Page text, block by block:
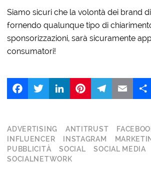
Siamo sicuri che la volontà dei brand
fornendo qualunque tipo di
sponsorizzazioni, sarà sicuramente
consumatori!
LinkedIn
ADVERTISING ANTITRUST
INFLUENCER
INSTAGRAM
PUBBLICITÀ
SOCIAL
SOCIAL MEDIA
SOCIALNETWORK